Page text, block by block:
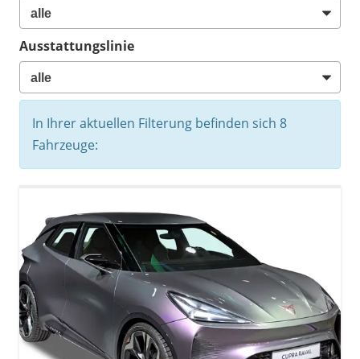
Ausstattungslinie
In Ihrer aktuellen Filterung befinden sich 8
Fahrzeuge: